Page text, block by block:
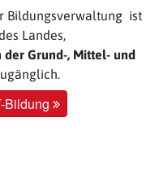
Bildungsverwaltung ist
Landes,
der Grund-, Mittel- und
Bildung